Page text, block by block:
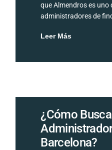
que Almendros es uno
administradores de
Leer Más
¿Cómo
Barcelona?